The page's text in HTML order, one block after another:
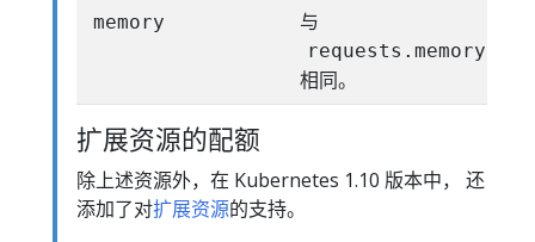
memory 与
requests.memory
相同。
扩展资源的配额
除上述资源外，在 Kubernetes 1.10 版本中， 还
添加了对扩展资源的支持。